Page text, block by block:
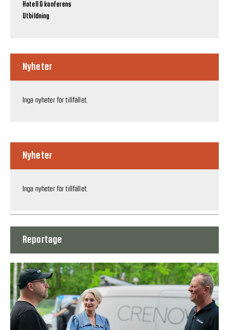
Hotell & konferens
Utbildning
Nyheter
Inga nyheter för tillfället.
Nyheter
Inga nyheter för tillfället.
Reportage